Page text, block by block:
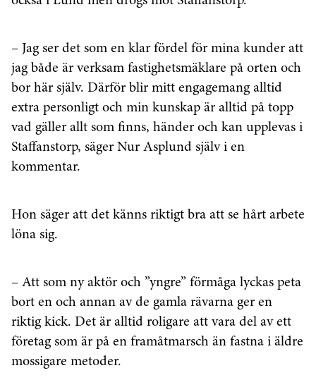
– Jag ser det som en klar fördel för mina kunder att
jag både är verksam fastighetsmäklare på orten och
bor här själv. Därför blir mitt engagemang alltid
extra personligt och min kunskap är alltid på topp
vad gäller allt som finns, händer och kan upplevas i
Staffanstorp, säger Nur Asplund själv i en
kommentar.
Hon säger att det känns riktigt bra att se hårt arbete
löna sig.
– Att som ny aktör och ”yngre” förmåga lyckas peta
bort en och annan av de gamla rävarna ger en
riktig kick. Det är alltid roligare att vara del av ett
företag som är på en framåtmarsch än fastna i äldre
mossigare metoder.